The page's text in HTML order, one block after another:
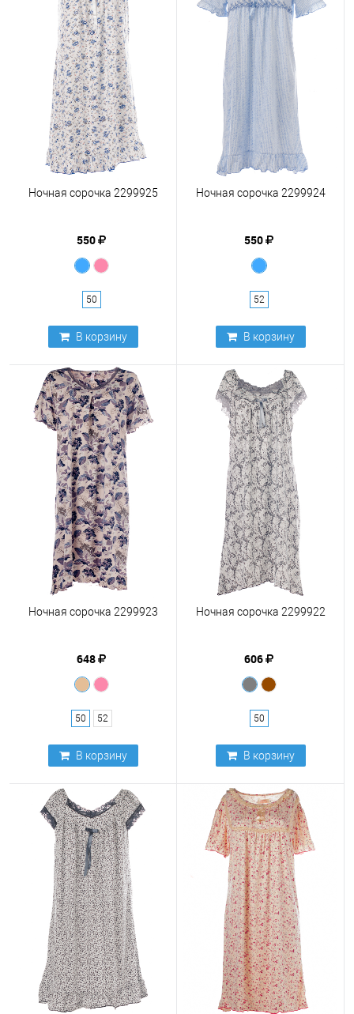
Ночная сорочка 2299925
550
50
В корзину
Ночная сорочка 2299924
550
52
В корзину
Ночная сорочка 2299923
648
50 52
В корзину
Ночная сорочка 2299922
606
50
В корзину